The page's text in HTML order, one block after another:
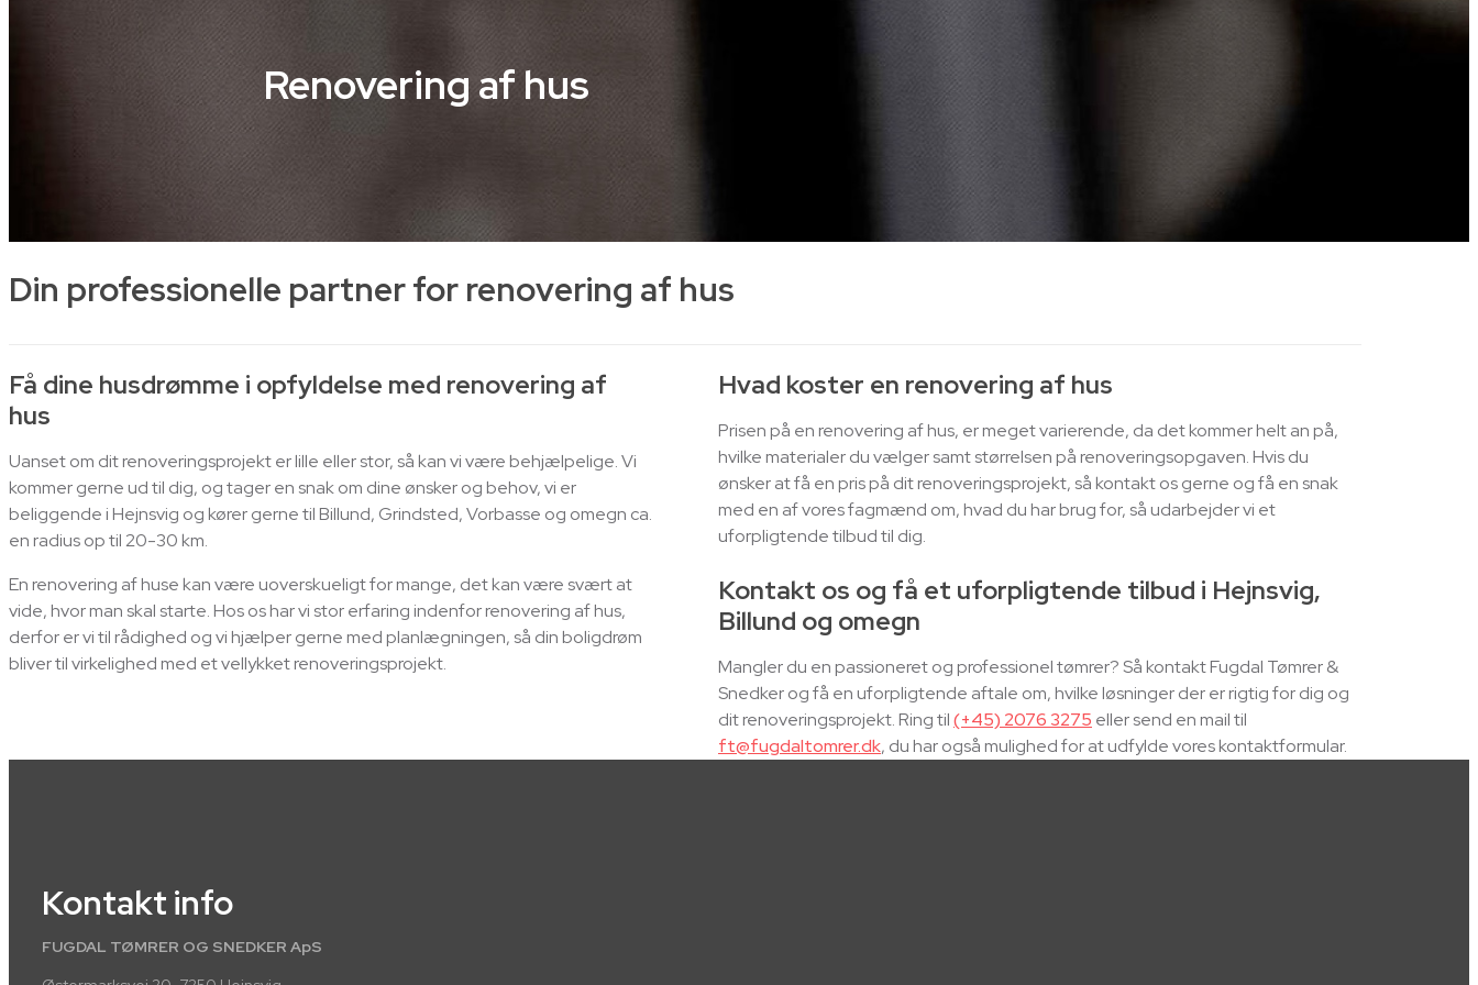
Renovering af hus
Din professionelle partner for renovering af hus
Få dine husdrømme i opfyldelse med renovering af
hus
Uanset om dit renoveringsprojekt er lille eller stor, så kan vi være behjælpelige. Vi
kommer gerne ud til dig, og tager en snak om dine ønsker og behov, vi er
beliggende i Hejnsvig og kører gerne til Billund, Grindsted, Vorbasse og omegn ca.
en radius op til 20-30 km.
En renovering af huse kan være uoverskueligt for mange, det kan være svært at
vide, hvor man skal starte. Hos os har vi stor erfaring indenfor renovering af hus,
derfor er vi til rådighed og vi hjælper gerne med planlægningen, så din boligdrøm
bliver til virkelighed med et vellykket renoveringsprojekt.
Hvad koster en renovering af hus
Prisen på en renovering af hus, er meget varierende, da det kommer helt an på,
hvilke materialer du vælger samt størrelsen på renoveringsopgaven. Hvis du
ønsker at få en pris på dit renoveringsprojekt, så kontakt os gerne og få en snak
med en af vores fagmænd om, hvad du har brug for, så udarbejder vi et
uforpligtende tilbud til dig.
Kontakt os og få et uforpligtende tilbud i Hejnsvig,
Billund og omegn
Mangler du en passioneret og professionel tømrer? Så kontakt Fugdal Tømrer &
Snedker og få en uforpligtende aftale om, hvilke løsninger der er rigtig for dig og
dit renoveringsprojekt. Ring til(+45) 2076 3275 eller send en mail til
ft@fugdaltomrer.dk, du har også mulighed for at udfylde vores kontaktformular.
Kontakt info
FUGDAL TØMRER OG SNEDKER ApS